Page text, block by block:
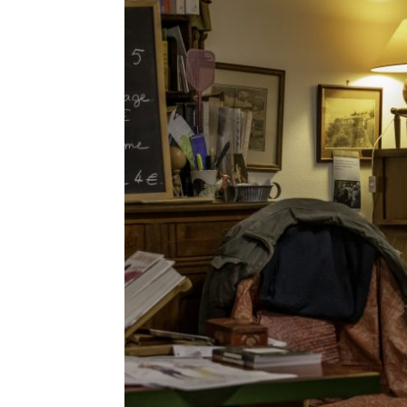
Leave a Comment
Ce concert a été l’occasion de vous
d’enregistrement. Merci